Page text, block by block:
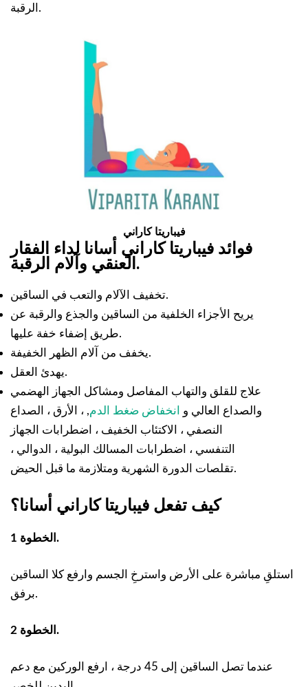
الرقبة.
فيباريتا كاراني
فوائد فيباريتا كاراني أسانا لداء الفقار
العنقي وآلام الرقبة.
تخفيف الآلام والتعب في الساقين.
يريح الأجزاء الخلفية من الساقين والجذع والرقبة عن
طريق إضفاء خفة عليها.
يخفف من آلام الظهر الخفيفة.
يهدئ العقل.
علاج للقلق والتهاب المفاصل ومشاكل الجهاز الهضمي
والصداع العالي و
انخفاض ضغط الدم, ، الأرق ، الصداع
النصفي ، الاكتئاب الخفيف ، اضطرابات الجهاز
التنفسي ، اضطرابات المسالك البولية ، الدوالي ،
تقلصات الدورة الشهرية ومتلازمة ما قبل الحيض.
كيف تفعل فيباريتا كاراني أسانا؟
الخطوة 1.
استلقِ مباشرة على الأرض واسترخِ الجسم وارفع كلا الساقين
برفق.
الخطوة 2.
عندما تصل الساقين إلى 45 درجة ، ارفع الوركين مع دعم